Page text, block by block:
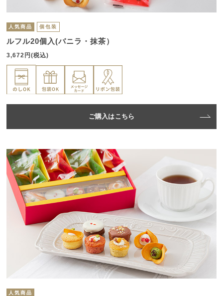
人気商品 個包装
ルフル20個入(バニラ・抹茶）
3,672円(税込)
ご購入はこちら
人気商品